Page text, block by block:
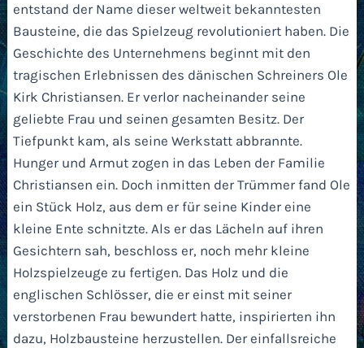
entstand der Name dieser weltweit bekanntesten
Bausteine, die das Spielzeug revolutioniert haben. Die
Geschichte des Unternehmens beginnt mit den
tragischen Erlebnissen des dänischen Schreiners Ole
Kirk Christiansen. Er verlor nacheinander seine
geliebte Frau und seinen gesamten Besitz. Der
Tiefpunkt kam, als seine Werkstatt abbrannte.
Hunger und Armut zogen in das Leben der Familie
Christiansen ein. Doch inmitten der Trümmer fand Ole
ein Stück Holz, aus dem er für seine Kinder eine
kleine Ente schnitzte. Als er das Lächeln auf ihren
Gesichtern sah, beschloss er, noch mehr kleine
Holzspielzeuge zu fertigen. Das Holz und die
englischen Schlösser, die er einst mit seiner
verstorbenen Frau bewundert hatte, inspirierten ihn
dazu, Holzbausteine herzustellen. Der einfallsreiche